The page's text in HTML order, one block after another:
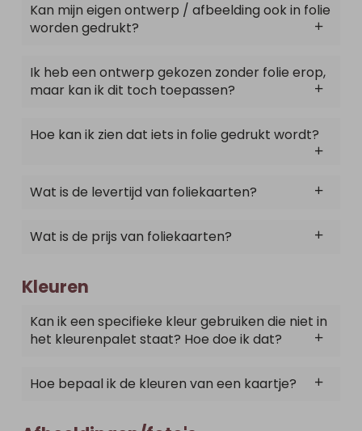
Kan mijn eigen ontwerp / afbeelding ook in folie
worden gedrukt?
Ik heb een ontwerp gekozen zonder folie erop,
maar kan ik dit toch toepassen?
Hoe kan ik zien dat iets in folie gedrukt wordt?
Wat is de levertijd van foliekaarten?
Wat is de prijs van foliekaarten?
Kleuren
Kan ik een specifieke kleur gebruiken die niet in
het kleurenpalet staat? Hoe doe ik dat?
Hoe bepaal ik de kleuren van een kaartje?